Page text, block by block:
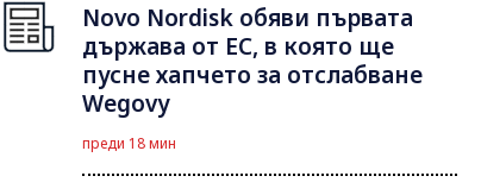
Novo Nordisk обяви първата
държава от ЕС, в която ще
пусне хапчето за отслабване
Wegovy
преди 18 мин